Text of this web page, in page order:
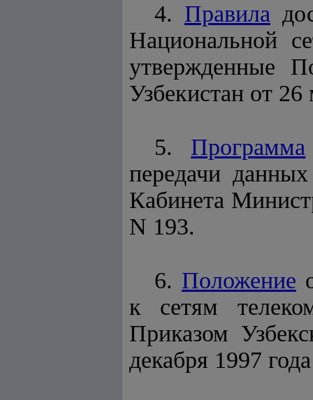
4. Правила
Национальной
утвержденные
Узбекистан от
5. Программа
передачи
Кабинета
N 193.
6. Положение
к сетям
Приказом
декабря 1997